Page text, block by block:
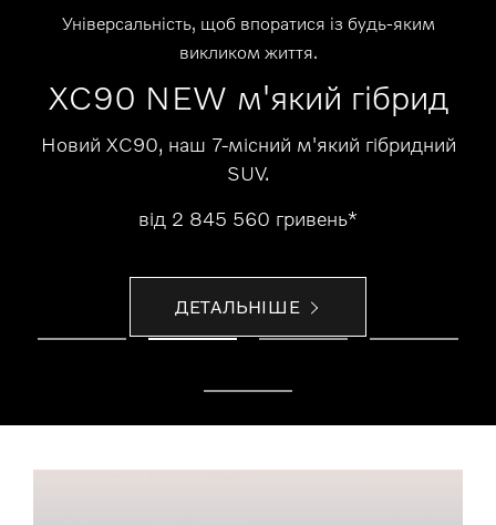
Універсальність, щоб впоратися із будь-яким
викликом життя.
XC90 NEW м'який гібрид
Новий XC90, наш 7-місний м'який гібридний
SUV.
від 2 845 560 гривень*
ДЕТАЛЬНІШЕ